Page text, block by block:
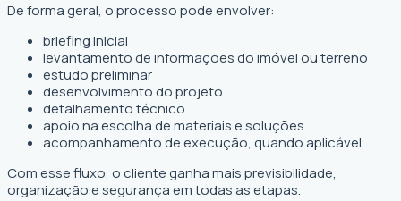
De forma geral, o processo pode envolver:
briefing inicial
levantamento de informações do imóvel ou terreno
estudo preliminar
desenvolvimento do projeto
detalhamento técnico
apoio na escolha de materiais e soluções
acompanhamento de execução, quando aplicável
Com esse fluxo, o cliente ganha mais previsibilidade,
organização e segurança em todas as etapas.